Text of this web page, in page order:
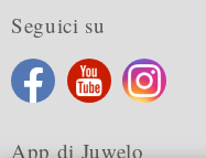
Seguici su
App di Juwelo